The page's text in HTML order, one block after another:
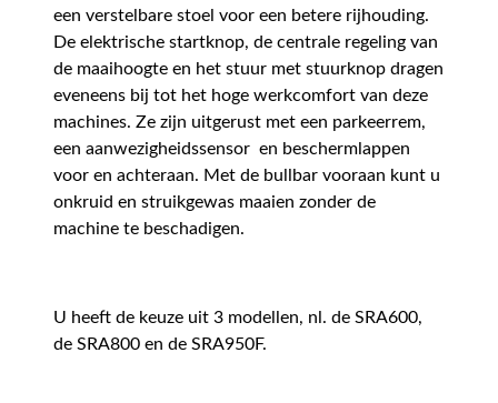
een verstelbare stoel voor een betere rijhouding.
De elektrische startknop, de centrale regeling van
de maaihoogte en het stuur met stuurknop dragen
eveneens bij tot het hoge werkcomfort van deze
machines. Ze zijn uitgerust met een parkeerrem,
een aanwezigheidssensor en beschermlappen
voor en achteraan. Met de bullbar vooraan kunt u
onkruid en struikgewas maaien zonder de
machine te beschadigen.
U heeft de keuze uit 3 modellen, nl. de SRA600,
de SRA800 en de SRA950F.